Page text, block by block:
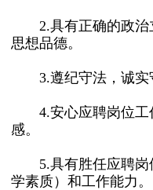
2.具有正确的政治
思想品德。
3.遵纪守法，诚实
4.安心应聘岗位工
感。
5.具有胜任应聘岗
学素质）和工作能力。